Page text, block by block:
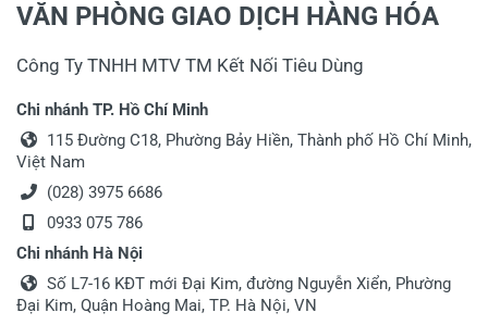
VĂN PHÒNG GIAO DỊCH HÀNG HÓA
Công Ty TNHH MTV TM Kết Nối Tiêu Dùng
Chi nhánh TP. Hồ Chí Minh
115 Đường C18, Phường Bảy Hiền, Thành phố Hồ Chí Minh,
Việt Nam
(028) 3975 6686
0933 075 786
Chi nhánh Hà Nội
Số L7-16 KĐT mới Đại Kim, đường Nguyễn Xiển, Phường
Đại Kim, Quận Hoàng Mai, TP. Hà Nội, VN